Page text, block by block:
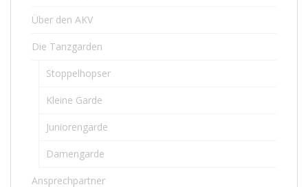
Über den AKV
Die Tanzgarden
Stoppelhopser
Kleine Garde
Juniorengarde
Damengarde
Ansprechpartner